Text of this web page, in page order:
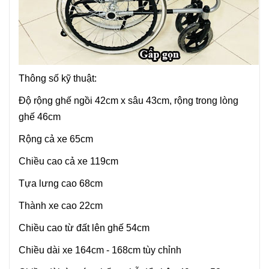
Thông số kỹ thuật:
Độ rộng ghế ngồi 42cm x sâu 43cm, rộng trong lòng
ghế 46cm
Rộng cả xe 65cm
Chiều cao cả xe 119cm
Tựa lưng cao 68cm
Thành xe cao 22cm
Chiều cao từ đất lên ghế 54cm
Chiều dài xe 164cm - 168cm tùy chỉnh